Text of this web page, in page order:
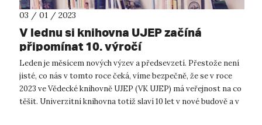
03 / 01 / 2023
V lednu si knihovna UJEP začíná
připomínat 10. výročí
Leden je měsícem nových výzev a předsevzetí. Přestože není
jisté, co nás v tomto roce čeká, víme bezpečně, že se v roce
2023 ve Vědecké knihovně UJEP (VK UJEP) má veřejnost na co
těšit. Univerzitní knihovna totiž slaví 10 let v nové budově a v